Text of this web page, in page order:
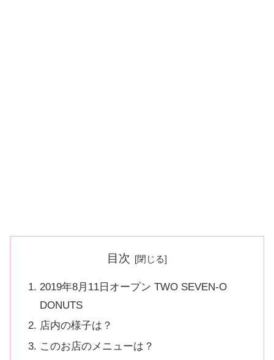
目次
2019年8月11日オープン TWO SEVEN-O
DONUTS
店内の様子は？
このお店のメニューは？